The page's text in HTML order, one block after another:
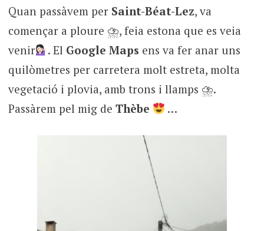
Quan passàvem per Saint-Béat-Lez, va
començar a ploure ⛈, feia estona que es veia
venir
. El Google Maps ens va fer anar uns
quilòmetres per carretera molt estreta, molta
vegetació i plovia, amb trons i llamps ⛈.
Passàrem pel mig de Thèbe …